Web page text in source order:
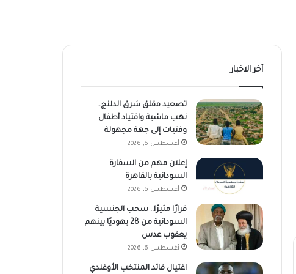
أخر الاخبار
تصعيد مقلق شرق الدلنج..
نهب ماشية واقتياد أطفال
وفتيات إلى جهة مجهولة
أغسطس 6, 2026
إعلان مهم من السفارة
السودانية بالقاهرة
أغسطس 6, 2026
قرارًا مثيرًا.. سحب الجنسية
السودانية من 28 يهوديًا بينهم
يعقوب عدس
أغسطس 6, 2026
اغتيال قائد المنتخب الأوغندي